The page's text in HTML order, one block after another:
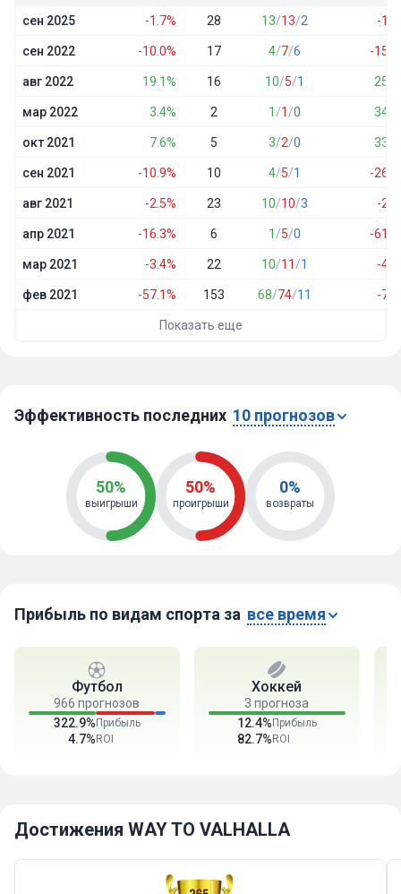
сен 2025 -1.7% 28 13/13/2 -1.9
сен 2022 -10.0% 17 4/7/6 -15.0
авг 2022 19.1% 16 10/5/1 25.3
мар 2022 3.4% 2 1 /1 /0 34.5
окт 2021 7.6% 5 3/2/0 33.5
сен 2021 -10.9% 10 4/5/1 -26.2
авг 2021 -2.5% 23 10/10/3 -2.4
апр 2021 -16.3% 6 1 /5/0 -61.5
мар 2021 -3.4% 22 10/11 /1 -4.6
фев 2021 -57.1% 153 68/74/11 -7.1
Показать еще
Эффективность последних 10 прогнозов
50%
выигрыши
50%
проигрыши
0%
возвраты
Прибыль по видам спорта за все время
Футбол
966 прогнозов
322.9%
4.7%
Прибыль
ROI
Хоккей
3 прогноза
12.4%
82.7%
Прибыль
ROI
Достижения WAY TO VALHALLA